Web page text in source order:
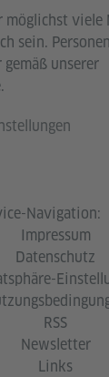
viele
sein.
unserer
Navigation:
Impressum
Datenschutz
RSS
Newsletter
Links